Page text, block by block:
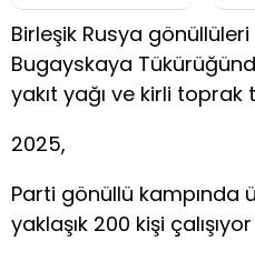
Birleşik Rusya gönüllüleri
Bugayskaya
yakıt yağı ve kirli toprak
2025,
Parti gönüllü kampında
yaklaşık 200 kişi çalışıyor